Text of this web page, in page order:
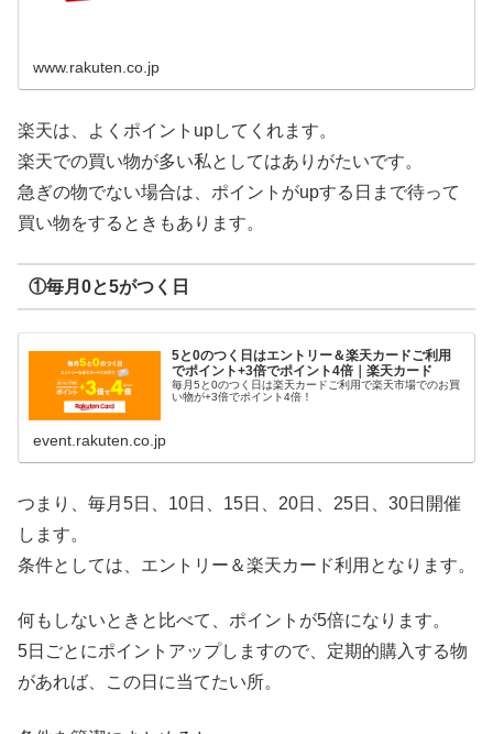
www.rakuten.co.jp
楽天は、よくポイントupしてくれます。
楽天での買い物が多い私としてはありがたいです。
急ぎの物でない場合は、ポイントがupする日まで待って
買い物をするときもあります。
①毎月0と5がつく日
5と0のつく日はエントリー＆楽天カードご利用
でポイント+3倍でポイント4倍｜楽天カード
毎月5と0のつく日は楽天カードご利用で楽天市場でのお買
い物が+3倍でポイント4倍！
event.rakuten.co.jp
つまり、毎月5日、10日、15日、20日、25日、30日開催
します。
条件としては、エントリー＆楽天カード利用となります。
何もしないときと比べて、ポイントが5倍になります。
5日ごとにポイントアップしますので、定期的購入する物
があれば、この日に当てたい所。